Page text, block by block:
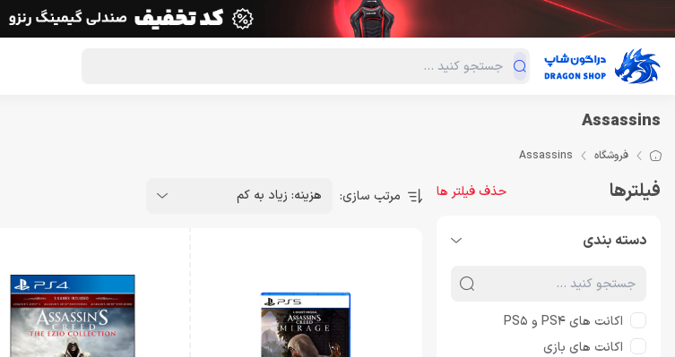
دسته‌بندی محصولات فروش ویژه
Assassins
فروشگاه Assassins
فیلترها حذف فیلتر ها
دسته بندی
اکانت های PS4 و PS5
اکانت های بازی
مرتب سازی: هزینه: زیاد به کم